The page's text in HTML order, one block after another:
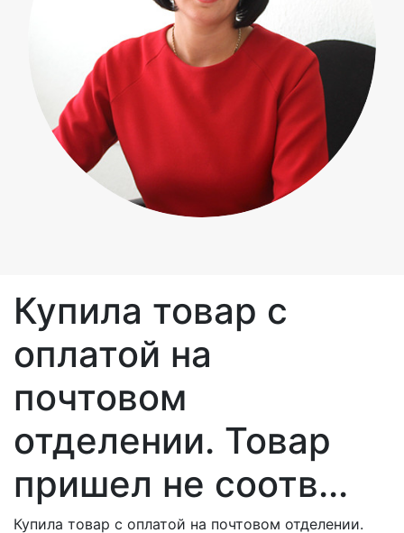
Купила товар с
оплатой на
почтовом
отделении. Товар
пришел не соотв...
Купила товар с оплатой на почтовом отделении.